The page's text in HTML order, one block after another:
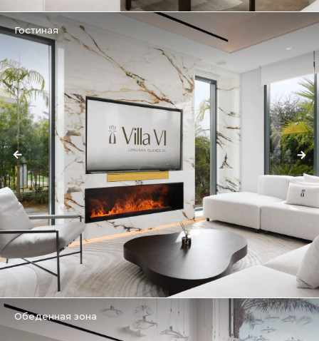
Гостиная
Обеденная зона